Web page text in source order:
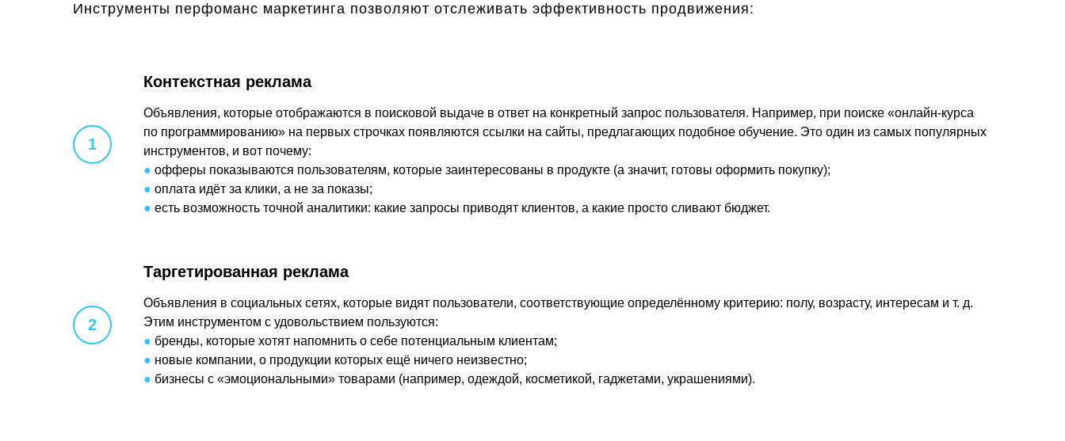
Инструменты перфоманс маркетинга позволяют отслеживать эффективность продвижения:
Контекстная реклама
Объявления, которые отображаются в поисковой выдаче в ответ на конкретный запрос пользователя. Например, при поиске «онлайн-курса
по программированию» на первых строчках появляются ссылки на сайты, предлагающих подобное обучение. Это один из самых популярных
инструментов, и вот почему:
● офферы показываются пользователям, которые заинтересованы в продукте (а значит, готовы оформить покупку);
● оплата идёт за клики, а не за показы;
● есть возможность точной аналитики: какие запросы приводят клиентов, а какие просто сливают бюджет.
Таргетированная реклама
Объявления в социальных сетях, которые видят пользователи, соответствующие определённому критерию: полу, возрасту, интересам и т. д.
Этим инструментом с удовольствием пользуются:
● бренды, которые хотят напомнить о себе потенциальным клиентам;
● новые компании, о продукции которых ещё ничего неизвестно;
● бизнесы с «эмоциональными» товарами (например, одеждой, косметикой, гаджетами, украшениями).